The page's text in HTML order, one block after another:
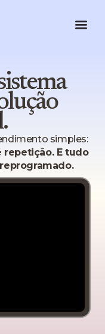
simples:
repetição. E tudo